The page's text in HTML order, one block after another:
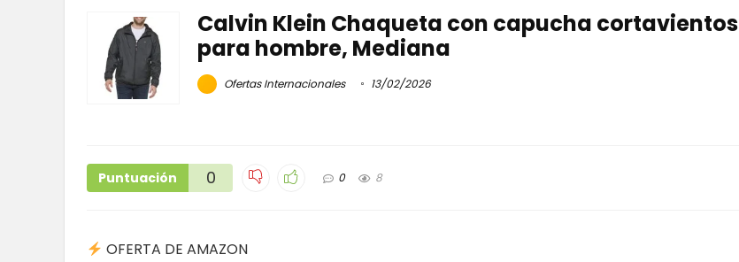
Calvin Klein Chaqueta con capucha cortavientos
para hombre, Mediana
Ofertas Internacionales 13/02/2026
Puntuación 0 0 8
OFERTA DE AMAZON